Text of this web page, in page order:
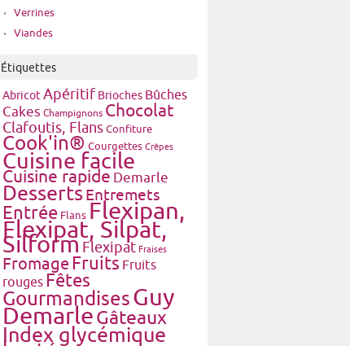
Verrines
Viandes
Étiquettes
Abricot Apéritif Brioches Bûches
Cakes Champignons Chocolat
Clafoutis, Flans Confiture
Cook'in® Courgettes Crêpes
Cuisine facile
Cuisine rapide Demarle
Desserts Entremets
Entrée Flans Flexipan,
Flexipat, Silpat,
Silform Flexipat Fraises
Fromage Fruits Fruits
rouges Fêtes
Gourmandises Guy
Demarle Gâteaux
Index glycémique